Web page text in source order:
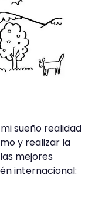
sueño realidad
y realizar la
mejores
internacional: